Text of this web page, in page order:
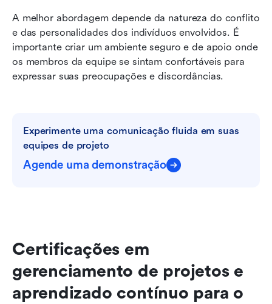
A melhor abordagem depende da natureza do conflito
e das personalidades dos indivíduos envolvidos. É
importante criar um ambiente seguro e de apoio onde
os membros da equipe se sintam confortáveis para
expressar suas preocupações e discordâncias.
Experimente uma comunicação fluida em suas
equipes de projeto
Agende uma demonstração
Certificações em
gerenciamento de projetos e
aprendizado contínuo para o